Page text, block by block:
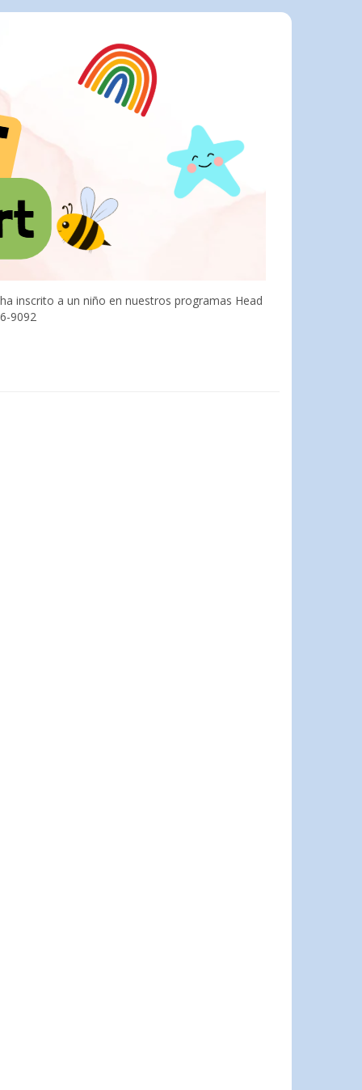
inscrito a un niño en nuestros programas Head
9092